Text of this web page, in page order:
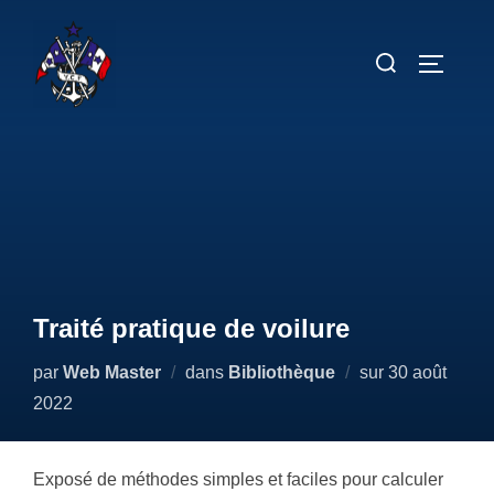
contenu
Rechercher :
Traité pratique de voilure
par Web Master dans Bibliothèque sur Publié
30 août
2022
Exposé de méthodes simples et faciles pour calculer